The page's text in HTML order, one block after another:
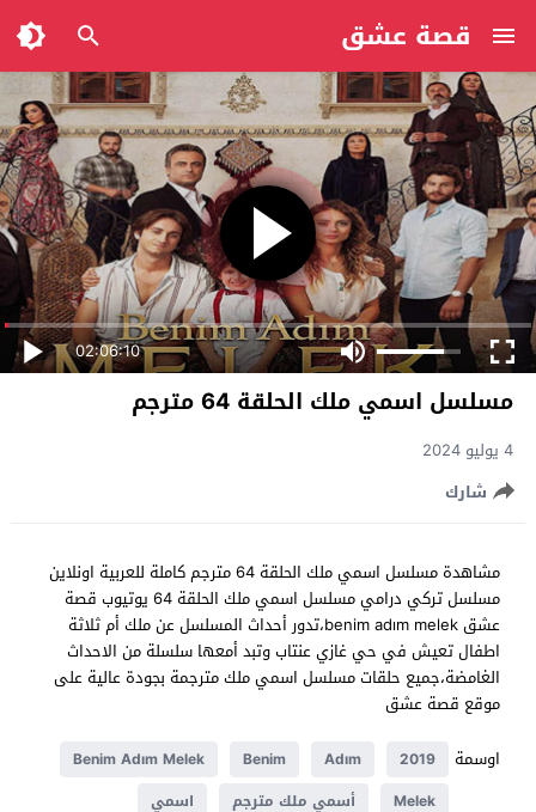
قصة عشق
02:06:10
مسلسل اسمي ملك الحلقة 64 مترجم
4 يوليو 2024
شارك
مشاهدة مسلسل اسمي ملك الحلقة 64 مترجم كاملة للعربية اونلاين
مسلسل تركي درامي مسلسل اسمي ملك الحلقة 64 يوتيوب قصة
عشق benim adım melek،تدور أحداث المسلسل عن ملك أم ثلاثة
اطفال تعيش في حي غازي عنتاب وتبد أمعها سلسلة من الاحداث
الغامضة،جميع حلقات مسلسل اسمي ملك مترجمة بجودة عالية على
موقع قصة عشق
اوسمة
2019
Adım
Benim
Benim Adım Melek
Melek
أسمي ملك مترجم
اسمي